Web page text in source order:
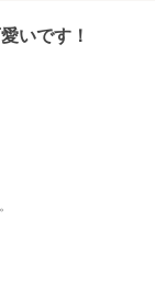
いです！